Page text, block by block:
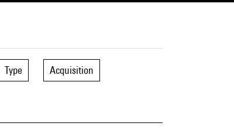
Type Acquisition